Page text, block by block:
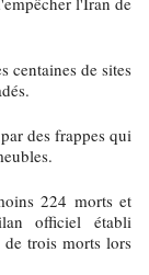
centaines de sites
des frappes qui
224 morts et
officiel établi
trois morts lors